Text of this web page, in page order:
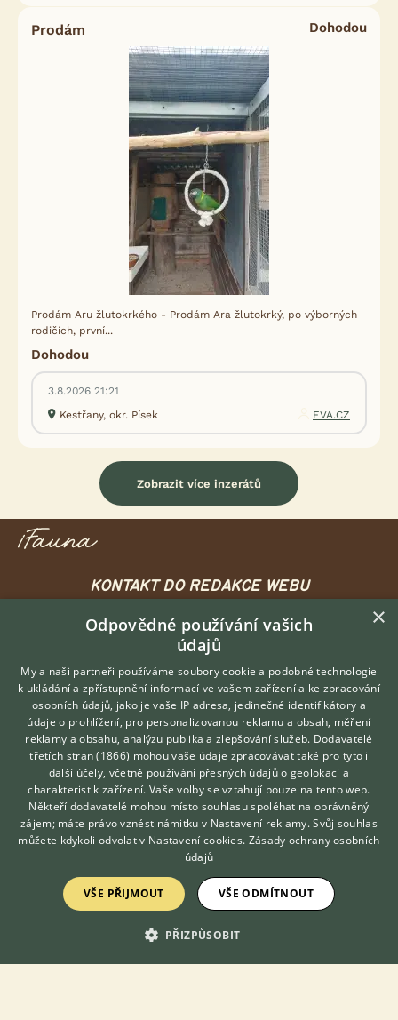
Prodám Dohodou
Prodám Aru žlutokrkého - Prodám Ara žlutokrký, po výborných
rodičích, první...
Dohodou
3.8.2026 21:21
Kestřany, okr. Písek
EVA.CZ
Zobrazit více inzerátů
KONTAKT DO REDAKCE WEBU
redakce@ifauna.cz
nonstop
DOMOVSKÁ STRÁNKA
INZERCE
DISKUSE
ČLÁNKY
ATLAS
O nás
Kontakt
Možnosti zvýraznění inzerátů
Podmínky užití
Hledáte zvířecího kamaráda?
Zdarma vám poradí
VETERINÁŘ ONLINE
KONZULTOVAT S
VETERINÁŘEM
×
Odpovědné používání vašich
údajů
My a naši partneři používáme soubory cookie a podobné technologie
k ukládání a zpřístupnění informací ve vašem zařízení a ke zpracování
osobních údajů, jako je vaše IP adresa, jedinečné identifikátory a
údaje o prohlížení, pro personalizovanou reklamu a obsah, měření
reklamy a obsahu, analýzu publika a zlepšování služeb. Dodavatelé
třetích stran (1866) mohou vaše údaje zpracovávat také pro tyto i
další účely, včetně používání přesných údajů o geolokaci a
charakteristik zařízení. Vaše volby se vztahují pouze na tento web.
Někteří dodavatelé mohou místo souhlasu spoléhat na oprávněný
zájem; máte právo vznést námitku v Nastavení reklamy. Svůj souhlas
můžete kdykoli odvolat v Nastavení cookies. Zásady ochrany osobních
údajů
VŠE PŘIJMOUT VŠE ODMÍTNOUT
PŘIZPŮSOBIT